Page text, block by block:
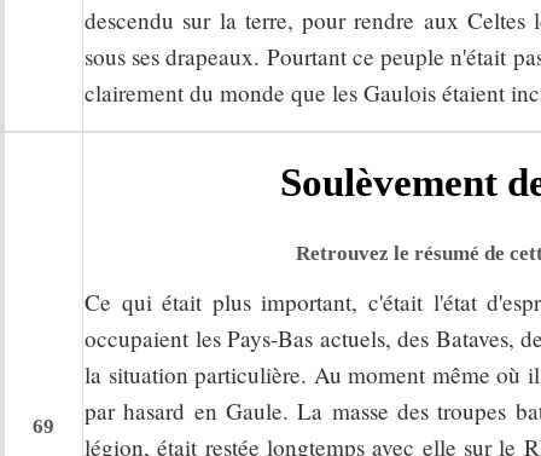
descendu sur la terre, pour rendre aux Celtes
sous ses drapeaux. Pourtant ce peuple n'était
clairement du monde que les Gaulois étaient
69
Soulèvement
Retrouvez le résumé de
Ce qui était plus important, c'était l'état
occupaient les Pays-Bas actuels, des Bataves,
la situation particulière. Au moment même où
par hasard en Gaule. La masse des troupes
légion, était restée longtemps avec elle sur le